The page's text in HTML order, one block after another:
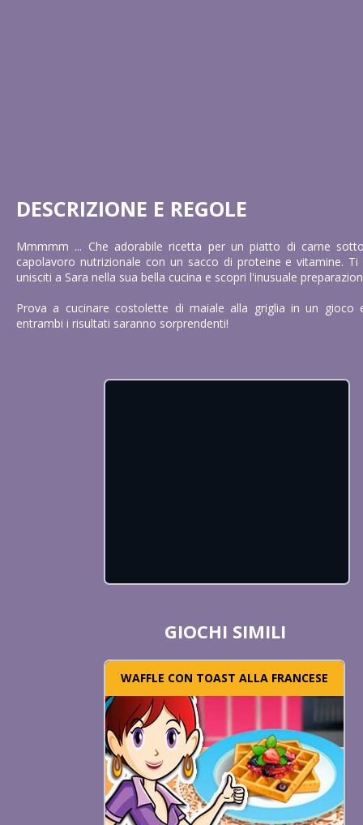
DESCRIZIONE E REGOLE
Mmmmm ... Che adorabile ricetta per un piatto di carne
capolavoro nutrizionale con un sacco di proteine e vitamine. Ti
unisciti a Sara nella sua bella cucina e scopri l'inusuale
Prova a cucinare costolette di maiale alla griglia in un gioco
entrambi i risultati saranno sorprendenti!
GIOCHI SIMILI
WAFFLE CON TOAST ALLA FRANCESE